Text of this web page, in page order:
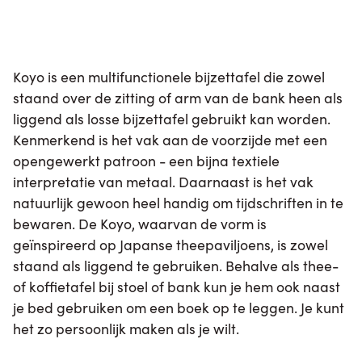
Koyo is een multifunctionele bijzettafel die zowel
staand over de zitting of arm van de bank heen als
liggend als losse bijzettafel gebruikt kan worden.
Kenmerkend is het vak aan de voorzijde met een
opengewerkt patroon - een bijna textiele
interpretatie van metaal. Daarnaast is het vak
natuurlijk gewoon heel handig om tijdschriften in te
bewaren. De Koyo, waarvan de vorm is
geïnspireerd op Japanse theepaviljoens, is zowel
staand als liggend te gebruiken. Behalve als thee-
of koffietafel bij stoel of bank kun je hem ook naast
je bed gebruiken om een boek op te leggen. Je kunt
het zo persoonlijk maken als je wilt.